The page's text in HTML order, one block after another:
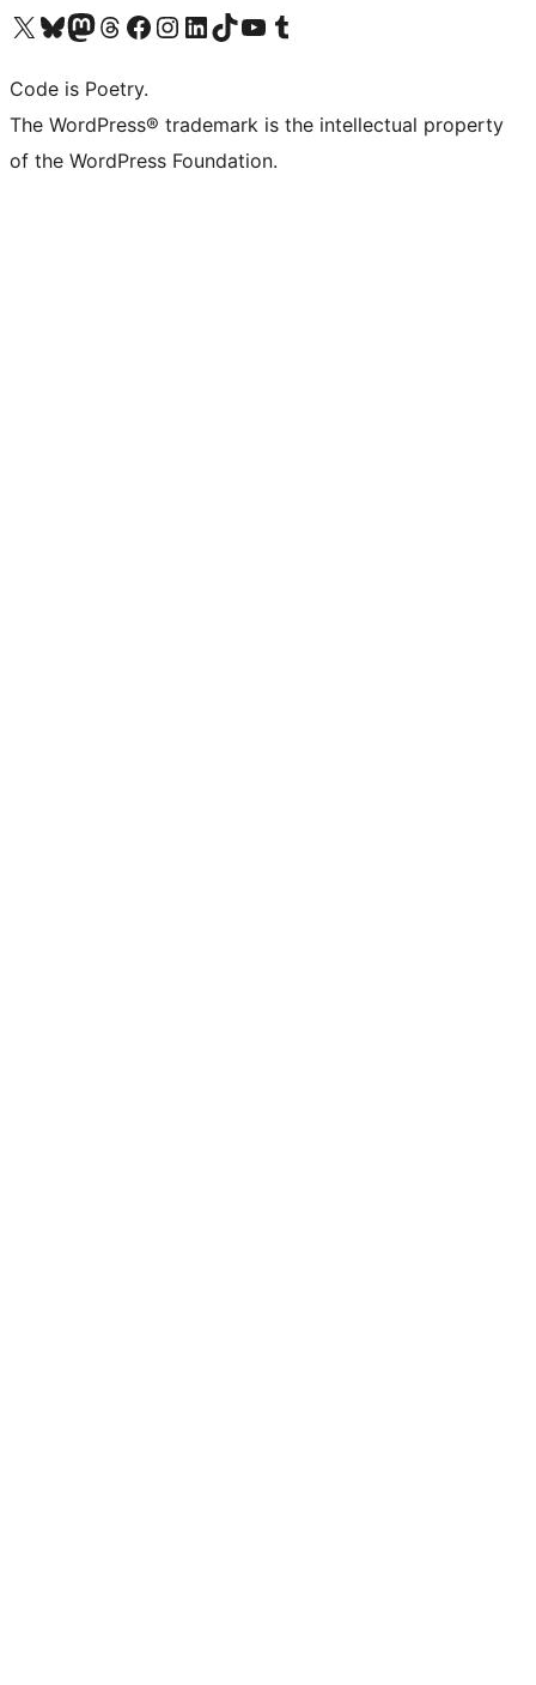
Navštivte náš účet na X (dříve Twitter)
Navštivte náš Bluesky účetNavštivte náš účet Mastodon
Navštivte náš Threads účetNavštivte naši stránku na Facebooku
Navštivte náš Instagram účetNavštivte náš LinkedIn účetNavštivte náš TikTok účetNavštivte náš YouTube kanálNavštivte náš Tumblr účet
Code is Poetry.
The WordPress® trademark is the intellectual property
of the WordPress Foundation.